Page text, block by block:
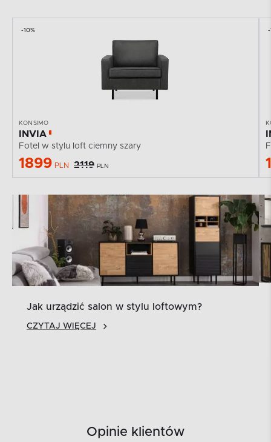
-10%
KONSIMO
INVIA
Fotel w stylu loft ciemny szary
1899 PLN 2119 PLN
-
Jak urządzić salon w stylu loftowym?
CZYTAJ WIĘCEJ
Opinie klientów